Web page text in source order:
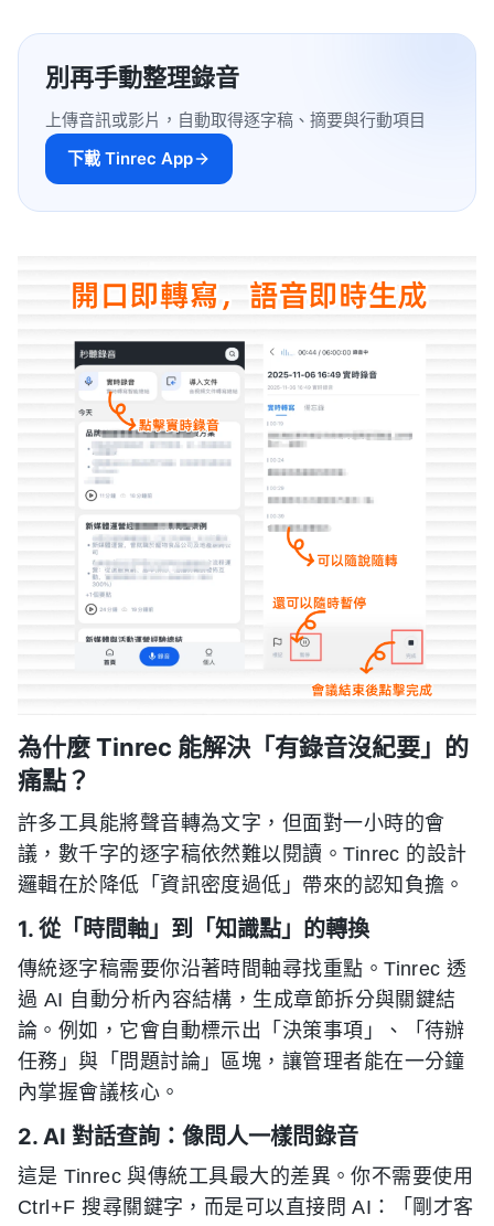
別再手動整理錄音
上傳音訊或影片，自動取得逐字稿、摘要與行動項目
下載 Tinrec App
為什麼 Tinrec 能解決「有錄音沒紀要」的
痛點？
許多工具能將聲音轉為文字，但面對一小時的會
議，數千字的逐字稿依然難以閱讀。Tinrec 的設計
邏輯在於降低「資訊密度過低」帶來的認知負擔。
1. 從「時間軸」到「知識點」的轉換
傳統逐字稿需要你沿著時間軸尋找重點。Tinrec 透
過 AI 自動分析內容結構，生成章節拆分與關鍵結
論。例如，它會自動標示出「決策事項」、「待辦
任務」與「問題討論」區塊，讓管理者能在一分鐘
內掌握會議核心。
2. AI 對話查詢：像問人一樣問錄音
這是 Tinrec 與傳統工具最大的差異。你不需要使用
Ctrl+F 搜尋關鍵字，而是可以直接問 AI：「剛才客